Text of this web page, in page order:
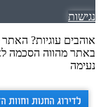
נגישות
באתר מהווה הסכמה
נעימה